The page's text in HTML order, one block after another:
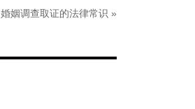
婚姻调查取证的法律常识 »